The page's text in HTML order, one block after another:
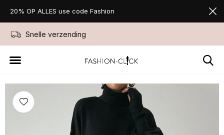
Snelle verzending
20% OP ALLES use code Fashion